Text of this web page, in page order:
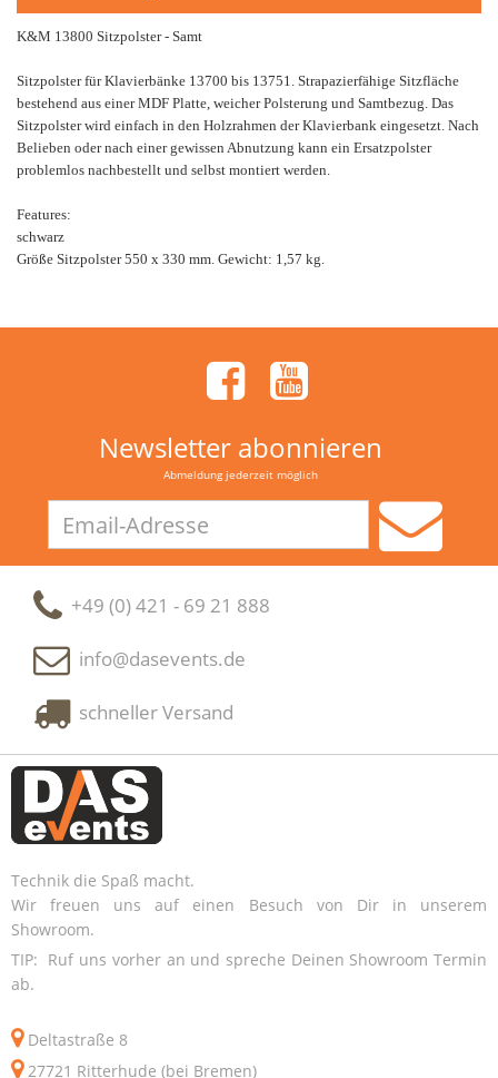
K&M 13800 Sitzpolster - Samt
Sitzpolster für Klavierbänke 13700 bis 13751. Strapazierfähige Sitzfläche
bestehend aus einer MDF Platte, weicher Polsterung und Samtbezug. Das
Sitzpolster wird einfach in den Holzrahmen der Klavierbank eingesetzt. Nach
Belieben oder nach einer gewissen Abnutzung kann ein Ersatzpolster
problemlos nachbestellt und selbst montiert werden.
Features:
schwarz
Größe Sitzpolster 550 x 330 mm. Gewicht: 1,57 kg.
Newsletter abonnieren
Abmeldung jederzeit möglich
Adresse
+49 (0) 421 - 69 21 888
info@dasevents.de
schneller Versand
Technik die Spaß macht.
Wir freuen uns auf einen Besuch von Dir in unserem
Showroom.
TIP: Ruf uns vorher an und spreche Deinen Showroom Termin
ab.
Deltastraße 8
27721 Ritterhude (bei Bremen)